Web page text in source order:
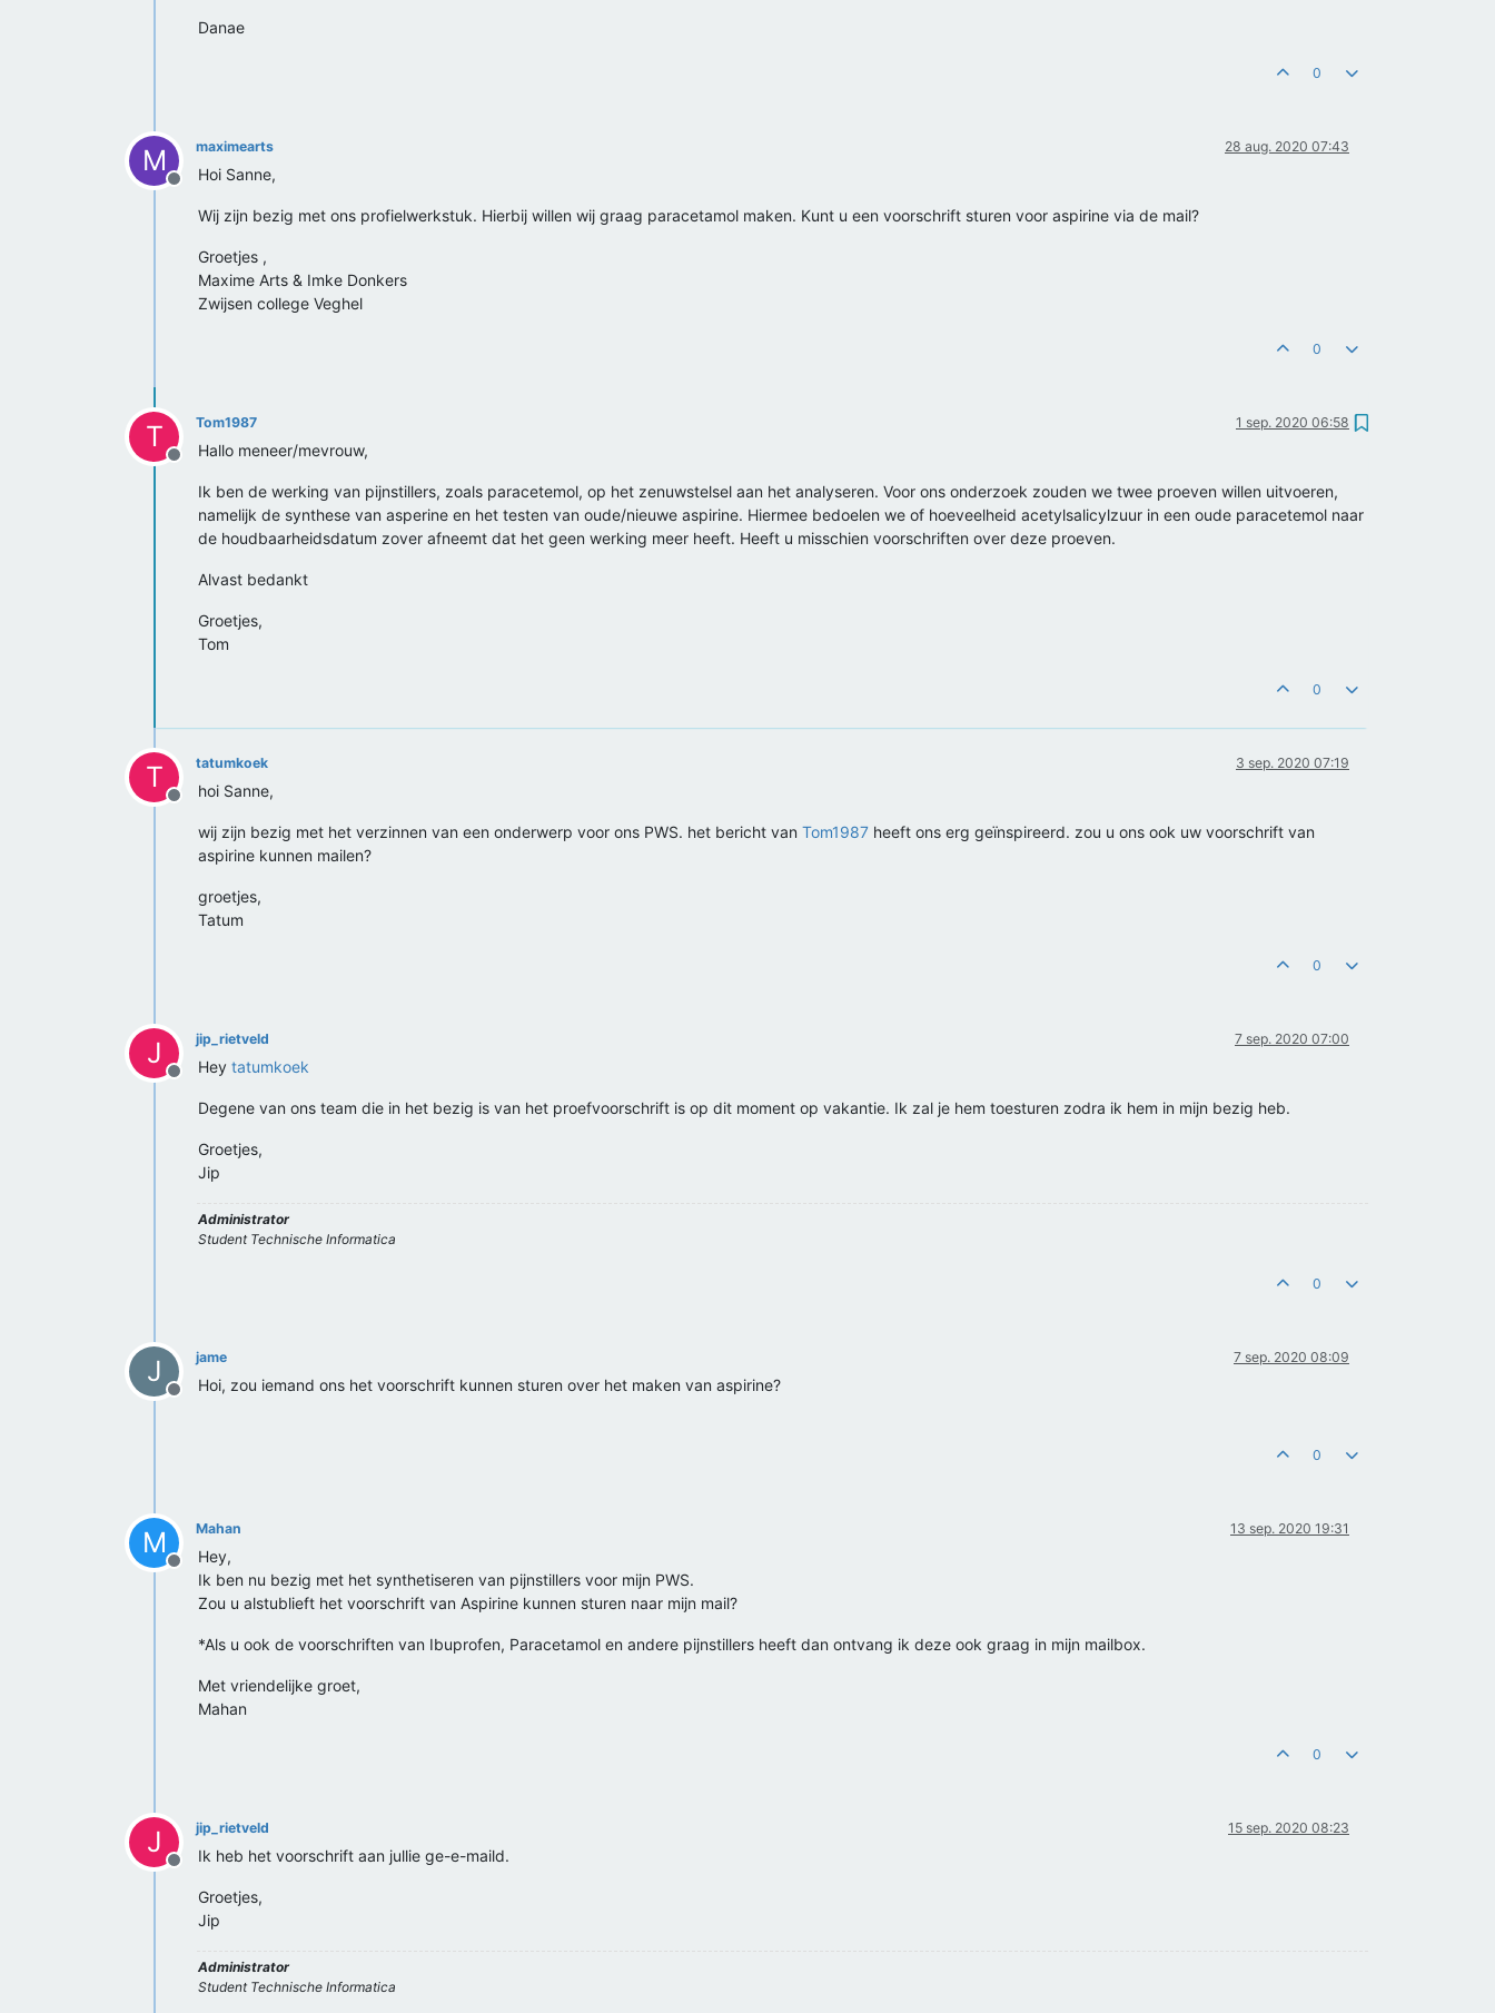
Danae
0
M
Offline
maximearts 28 aug. 2020 07:43
Hoi Sanne,
Wij zijn bezig met ons profielwerkstuk. Hierbij willen wij graag paracetamol maken. Kunt u een voorschrift sturen voor aspirine via de mail?
Groetjes ,
Maxime Arts & Imke Donkers
Zwijsen college Veghel
0
T
Offline
Tom1987 1 sep. 2020 06:58
Hallo meneer/mevrouw,
Ik ben de werking van pijnstillers, zoals paracetemol, op het zenuwstelsel aan het analyseren. Voor ons onderzoek zouden we twee proeven willen uitvoeren,
namelijk de synthese van asperine en het testen van oude/nieuwe aspirine. Hiermee bedoelen we of hoeveelheid acetylsalicylzuur in een oude paracetemol naar
de houdbaarheidsdatum zover afneemt dat het geen werking meer heeft. Heeft u misschien voorschriften over deze proeven.
Alvast bedankt
Groetjes,
Tom
0
T
Offline
tatumkoek 3 sep. 2020 07:19
hoi Sanne,
wij zijn bezig met het verzinnen van een onderwerp voor ons PWS. het bericht van Tom1987 heeft ons erg geïnspireerd. zou u ons ook uw voorschrift van
aspirine kunnen mailen?
groetjes,
Tatum
0
J
Offline
jip_rietveld 7 sep. 2020 07:00
Hey tatumkoek
Degene van ons team die in het bezig is van het proefvoorschrift is op dit moment op vakantie. Ik zal je hem toesturen zodra ik hem in mijn bezig heb.
Groetjes,
Jip
Administrator
Student Technische Informatica
0
J
Offline
jame 7 sep. 2020 08:09
Hoi, zou iemand ons het voorschrift kunnen sturen over het maken van aspirine?
0
M
Offline
Mahan 13 sep. 2020 19:31
Hey,
Ik ben nu bezig met het synthetiseren van pijnstillers voor mijn PWS.
Zou u alstublieft het voorschrift van Aspirine kunnen sturen naar mijn mail?
*Als u ook de voorschriften van Ibuprofen, Paracetamol en andere pijnstillers heeft dan ontvang ik deze ook graag in mijn mailbox.
Met vriendelijke groet,
Mahan
0
J
Offline
jip_rietveld 15 sep. 2020 08:23
Ik heb het voorschrift aan jullie ge-e-maild.
Groetjes,
Jip
Administrator
Student Technische Informatica